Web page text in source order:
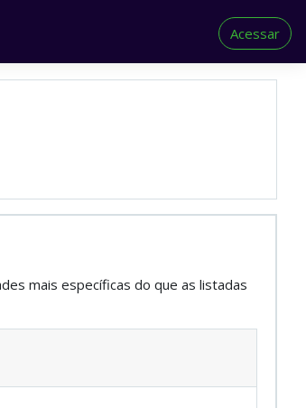
Acessar
mais específicas do que as listadas